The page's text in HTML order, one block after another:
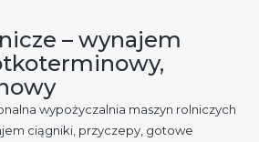
– wynajem
wypożyczalnia maszyn rolniczych
ciągniki, przyczepy, gotowe